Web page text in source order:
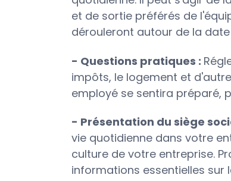
et de sortie préférés de
dérouleront autour de la
- Questions pratiques :
impôts, le logement et
employé se sentira préparé,
- Présentation du siège
vie quotidienne dans votre
culture de votre entreprise.
informations essentielles